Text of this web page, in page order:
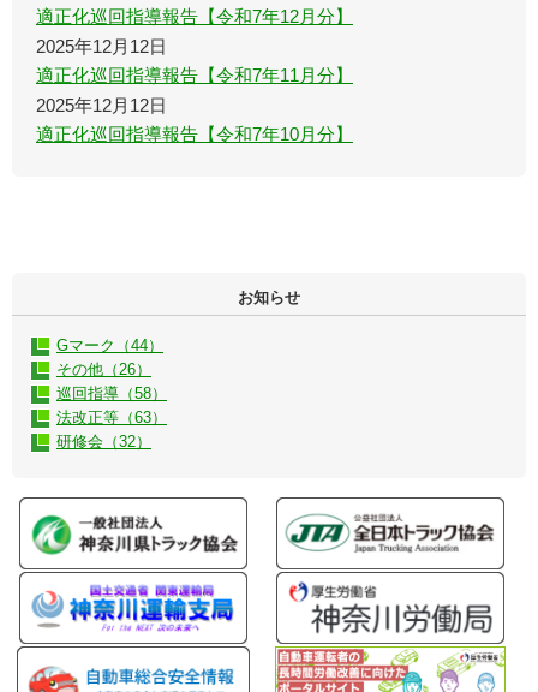
適正化巡回指導報告【令和7年12月分】
2025年12月12日
適正化巡回指導報告【令和7年11月分】
2025年12月12日
適正化巡回指導報告【令和7年10月分】
お知らせ
Gマーク（44）
その他（26）
巡回指導（58）
法改正等（63）
研修会（32）